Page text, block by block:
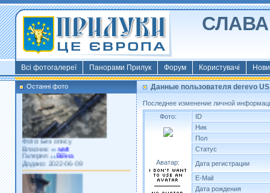
СЛАВА
Всі фотогалереї Панорами Прилук Форум Користувачі
Останні фото
Фото: Київ 2022
Власник:
morsresistis
Галерея:
Templates
Додано: 2022-11-13
Фото: Без опису
Власник:
watt
Галерея:
Війна
Додано: 2022-06-09
Данные пользователя derevo US
Последнее изменение личной
Фото:
Аватар:
ID
Ник
Пол
Статус
Дата регистрации
E-Mail
Дата рождения